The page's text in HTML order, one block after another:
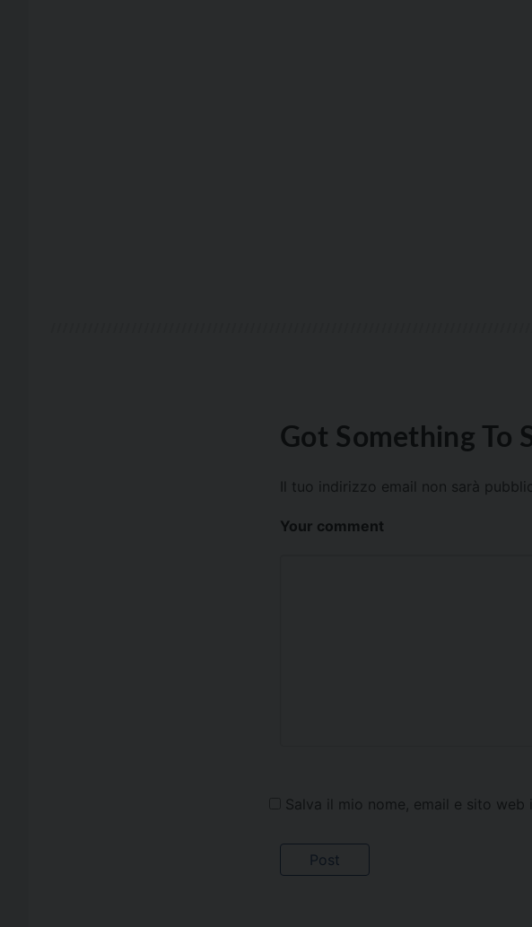
Got Something To
Il tuo indirizzo email non sarà
Your comment
Salva il mio nome, email e sito